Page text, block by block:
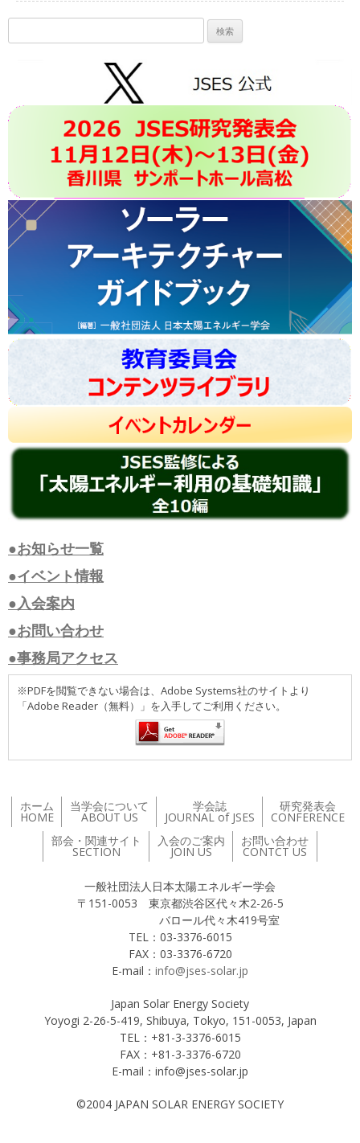
索:
●お知らせ一覧
●イベント情報
●入会案内
●お問い合わせ
●事務局アクセス
※PDFを閲覧できない場合は、Adobe Systems社のサイトより
「Adobe Reader（無料）」を入手してご利用ください。
ホーム
HOME
当学会について
ABOUT US
学会誌
JOURNAL of JSES
研究発表会
CONFERENCE
部会・関連サイト
SECTION
入会のご案内
JOIN US
お問い合わせ
CONTCT US
一般社団法人日本太陽エネルギー学会
〒151-0053 東京都渋谷区代々木2-26-5
バロール代々木419号室
TEL：03-3376-6015
FAX：03-3376-6720
E-mail： info@jses-solar.jp
Japan Solar Energy Society
Yoyogi 2-26-5-419, Shibuya, Tokyo, 151-0053, Japan
TEL：+81-3-3376-6015
FAX：+81-3-3376-6720
E-mail：info@jses-solar.jp
©2004 JAPAN SOLAR ENERGY SOCIETY